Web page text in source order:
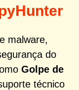
malware,
do
Golpe de
técnico